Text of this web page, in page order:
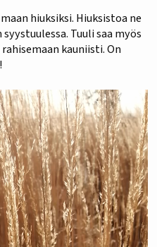
hiuksiksi. Hiuksistoa ne
Tuuli saa myös
kauniisti. On